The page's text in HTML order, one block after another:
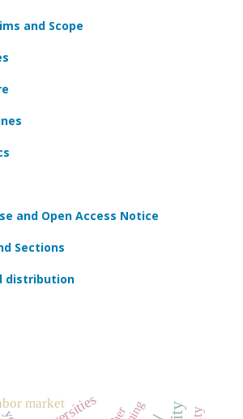
and Scope
and Open Access Notice
Sections
distribution
market